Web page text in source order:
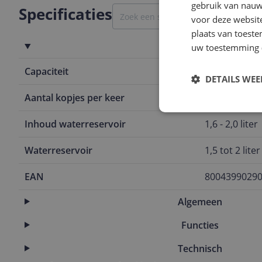
Specificaties
Capaciteit
Capaciteit
Aantal kopjes per keer
Inhoud waterreservoir 1,6 - 2,0 liter
Waterreservoir 1,5 tot 2 liter
EAN
Algemeen
Functies
Technisch
gebruik van
voor deze
plaats van
uw
DETAILS